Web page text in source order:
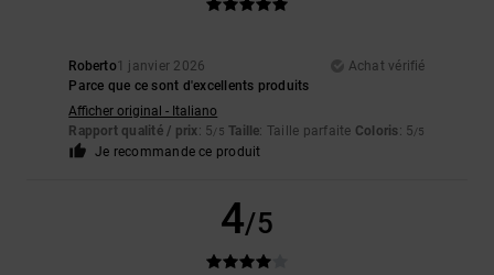
Roberto1 janvier 2026
Achat vérifié
Parce que ce sont d'excellents produits
Afficher original - Italiano
Rapport qualité / prix: 5/5 Taille: Taille parfaite Coloris: 5/5
Je recommande ce produit
4/5